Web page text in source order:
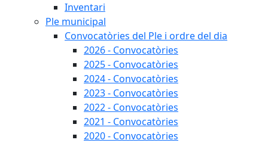
Inventari
Ple municipal
Convocatòries del Ple i ordre del dia
2026 - Convocatòries
2025 - Convocatòries
2024 - Convocatòries
2023 - Convocatòries
2022 - Convocatòries
2021 - Convocatòries
2020 - Convocatòries